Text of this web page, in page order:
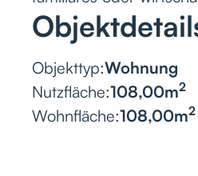
Objekttyp:Wohnung
Nutzfläche:108,00m2
Wohnfläche:108,00m2